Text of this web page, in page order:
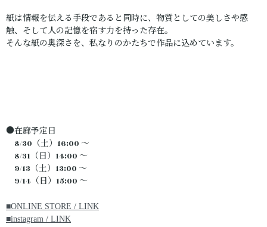
紙は情報を伝える手段であると同時に、物質としての美しさや感
触、そして人の記憶を宿す力を持った存在。
そんな紙の奥深さを、私なりのかたちで作品に込めています。
●在廊予定日
8/30（土）16:00 ～
8/31（日）14:00 ～
9/13（土）13:00 ～
9/14（日）15:00 ～
■ONLINE STORE / LINK
■instagram / LINK